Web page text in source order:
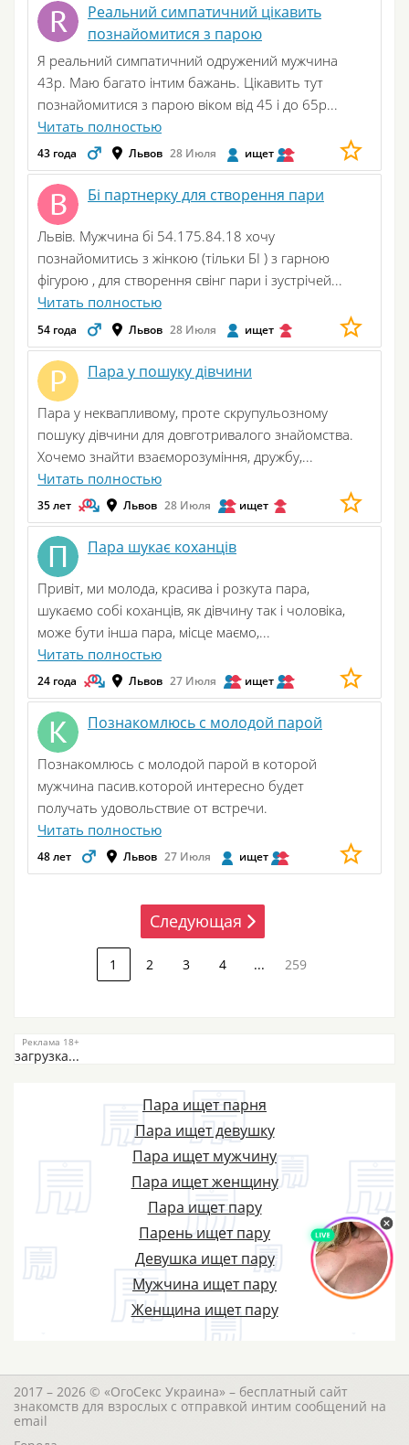
Реальний симпатичний цікавить
познайомитися з парою
Я реальний симпатичний одружений мужчина
43р. Маю багато інтим бажань. Цікавить тут
познайомитися з парою віком від 45 і до 65р...
Читать полностью
43 года Львов 28 Июля ищет
Бі партнерку для створення пари
Львів. Мужчина бі 54.175.84.18 хочу
познайомитись з жінкою (тільки БІ ) з гарною
фігурою , для створення свінг пари і зустрічей...
Читать полностью
54 года Львов 28 Июля ищет
Пара у пошуку дівчини
Пара у неквапливому, проте скрупульозному
пошуку дівчини для довготривалого знайомства.
Хочемо знайти взаєморозуміння, дружбу,...
Читать полностью
35 лет Львов 28 Июля ищет
Пара шукає коханців
Привіт, ми молода, красива і розкута пара,
шукаємо собі коханців, як дівчину так і чоловіка,
може бути інша пара, місце маємо,...
Читать полностью
24 года Львов 27 Июля ищет
Познакомлюсь с молодой парой
Познакомлюсь с молодой парой в которой
мужчина пасив.которой интересно будет
получать удовольствие от встречи.
Читать полностью
48 лет Львов 27 Июля ищет
1 2 3 4 ... 259
Следующая
загрузка...
Пара ищет парня
Пара ищет девушку
Пара ищет мужчину
Пара ищет женщину
Пара ищет пару
Парень ищет пару
Девушка ищет пару
Мужчина ищет пару
Женщина ищет пару
2017 – 2026 © «ОгоСекс Украина» – бесплатный сайт
знакомств для взрослых с отправкой интим сообщений на
email